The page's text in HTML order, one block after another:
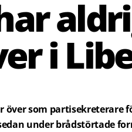
i
över som partisekreterare
under brådstörtade